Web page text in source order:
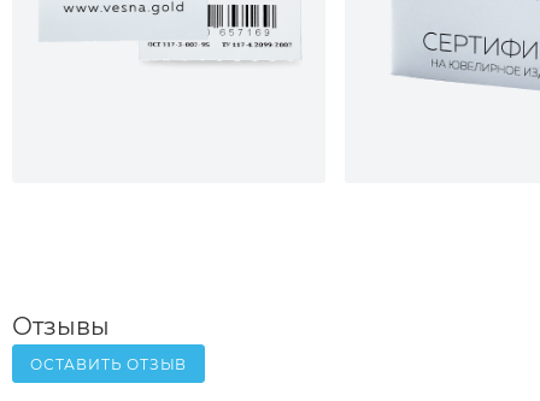
Отзывы
ОСТАВИТЬ ОТЗЫВ